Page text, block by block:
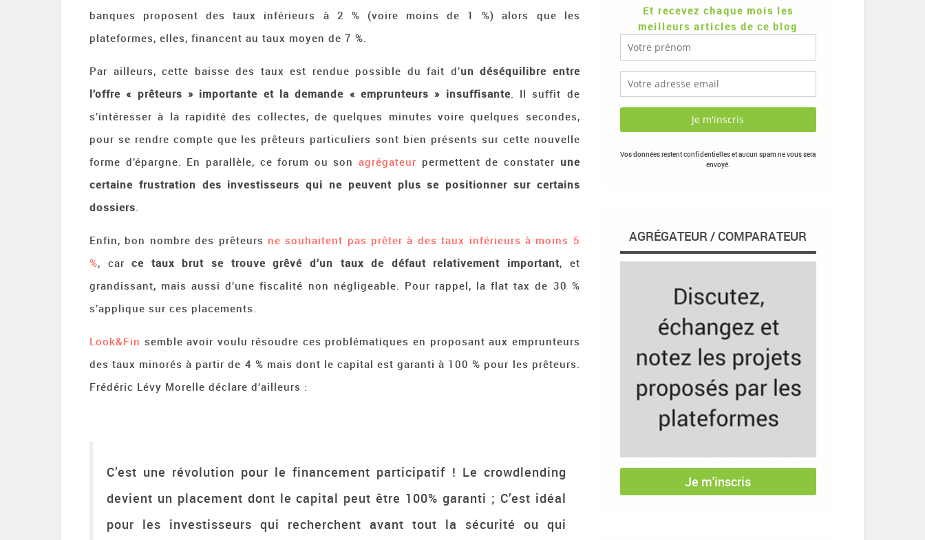
banques proposent des taux inférieurs à 2 % (voire moins de 1 %) alors que les
plateformes, elles, financent au taux moyen de 7 %.
Par ailleurs, cette baisse des taux est rendue possible du fait d’un déséquilibre entre
l’offre « prêteurs » importante et la demande « emprunteurs » insuffisante. Il suffit de
s’intéresser à la rapidité des collectes, de quelques minutes voire quelques secondes,
pour se rendre compte que les prêteurs particuliers sont bien présents sur cette nouvelle
forme d’épargne. En parallèle, ce forum ou sonagrégateur permettent de constater une
certaine frustration des investisseurs qui ne peuvent plus se positionner sur certains
dossiers.
Enfin, bon nombre des prêteurs ne souhaitent pas prêter à des taux inférieurs à moins 5
%, carce taux brut se trouve grêvé d’un taux de défaut relativement important, et
grandissant, mais aussi d’une fiscalité non négligeable. Pour rappel, la flat tax de 30 %
s’applique sur ces placements.
Look&Fin semble avoir voulu résoudre ces problématiques en proposant aux emprunteurs
des taux minorés à partir de 4 % mais dont le capital est garanti à 100 % pour les prêteurs.
Frédéric Lévy Morelle déclare d’ailleurs :
C’est une révolution pour le financement participatif ! Le crowdlending
devient un placement dont le capital peut être 100% garanti ; C’est idéal
pour les investisseurs qui recherchent avant tout la sécurité ou qui
Et recevez chaque mois les
meilleurs articles de ce blog
Vos données restent confidentielles et aucun spam ne vous sera
envoyé.
AGRÉGATEUR / COMPARATEUR
Je m'inscris